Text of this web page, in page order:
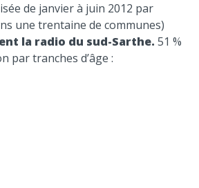
de janvier à juin 2012 par
une trentaine de communes)
la radio du sud-Sarthe. 51 %
par tranches d’âge :